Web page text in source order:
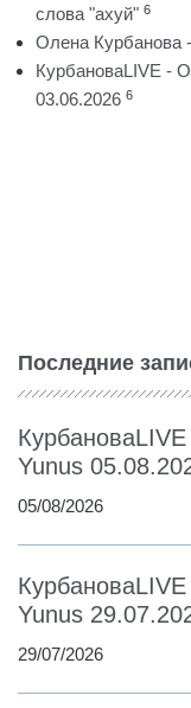
слова "ахуй" 6
Олена Курбанова
КурбановаLIVE -
03.06.2026 6
Последние
Yunus
05/08/2026
Yunus
29/07/2026